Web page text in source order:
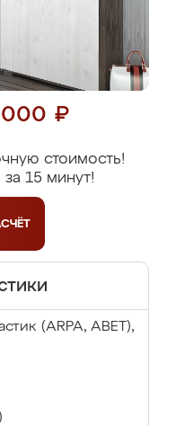
000 ₽
стоимость!
15 минут!
(ARPA, ABET),